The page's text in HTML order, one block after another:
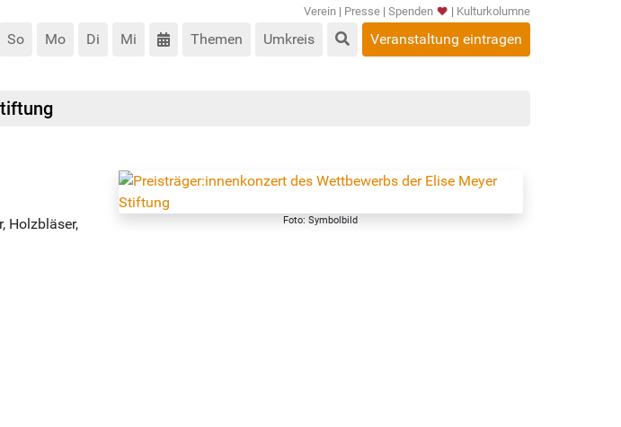
Verein | Presse | Spenden | Kulturkolumne
So Mo Di Mi Themen Umkreis Veranstaltung eintragen
Foto: Symbolbild
Holzbläser,